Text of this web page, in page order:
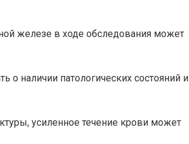
железе в ходе обследования может
о наличии патологических состояний и
усиленное течение крови может